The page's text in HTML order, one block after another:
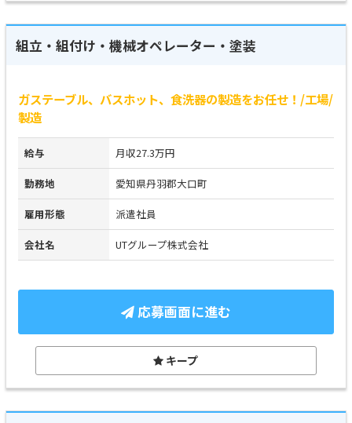
組立・組付け・機械オペレーター・塗装
ガステーブル、バスホット、食洗器の製造をお任せ！/工場/
製造
給与 月収27.3万円
勤務地 愛知県丹羽郡大口町
雇用形態 派遣社員
会社名 UTグループ株式会社
応募画面に進む
キープ